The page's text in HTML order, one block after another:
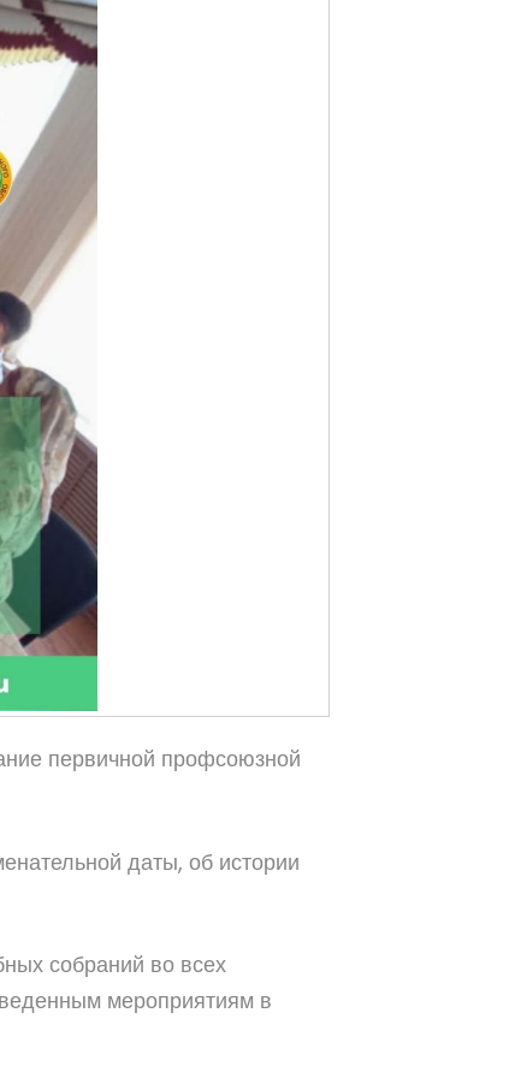
первичной профсоюзной
даты, об истории
собраний во всех
мероприятиям в